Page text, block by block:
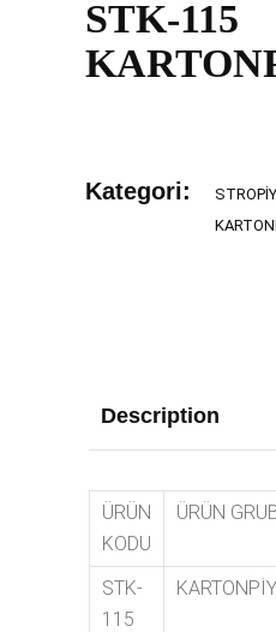
STK-115
Kategori:
Description
ÜRÜN
KODU
ÜRÜN
STK-
115